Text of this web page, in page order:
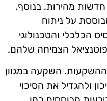
מהירות. בנוסף,
על ניתוח
הכלכלי והטכנולוגי
הצמיחה שלהם.
ההשקעות. השקעה במגוון
ולהגדיל את הסיכוי